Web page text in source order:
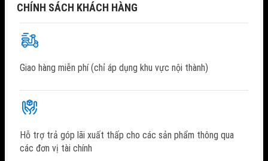
CHÍNH SÁCH KHÁCH HÀNG
Giao hàng miễn phí (chỉ áp dụng khu vực nội thành)
Hỗ trợ trả góp lãi xuất thấp cho các sản phẩm thông qua
các đơn vị tài chính